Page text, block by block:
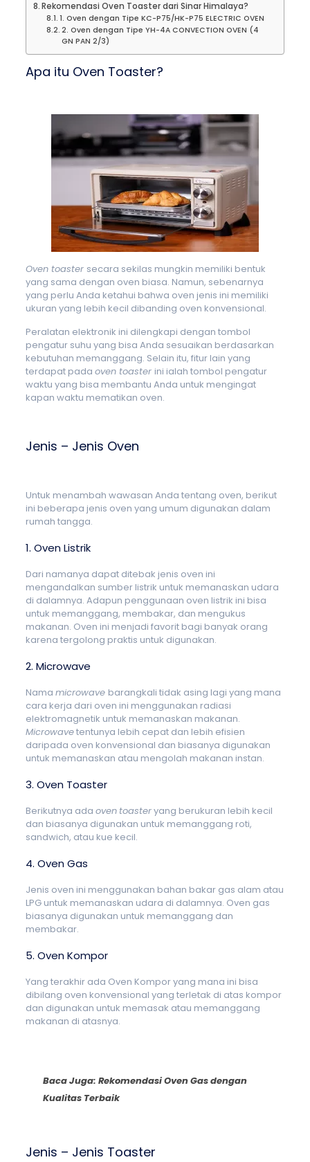
Rekomendasi Oven Toaster dari Sinar Himalaya?
1. Oven dengan Tipe KC-P75/HK-P75 ELECTRIC OVEN
2. Oven dengan Tipe YH-4A CONVECTION OVEN (4
GN PAN 2/3)
Apa itu Oven Toaster?
Oven toaster secara sekilas mungkin memiliki bentuk
yang sama dengan oven biasa. Namun, sebenarnya
yang perlu Anda ketahui bahwa oven jenis ini memiliki
ukuran yang lebih kecil dibanding oven konvensional.
Peralatan elektronik ini dilengkapi dengan tombol
pengatur suhu yang bisa Anda sesuaikan berdasarkan
kebutuhan memanggang. Selain itu, fitur lain yang
terdapat pada oven toaster ini ialah tombol pengatur
waktu yang bisa membantu Anda untuk mengingat
kapan waktu mematikan oven.
Jenis – Jenis Oven
Untuk menambah wawasan Anda tentang oven, berikut
ini beberapa jenis oven yang umum digunakan dalam
rumah tangga.
1. Oven Listrik
Dari namanya dapat ditebak jenis oven ini
mengandalkan sumber listrik untuk memanaskan udara
di dalamnya. Adapun penggunaan oven listrik ini bisa
untuk memanggang, membakar, dan mengukus
makanan. Oven ini menjadi favorit bagi banyak orang
karena tergolong praktis untuk digunakan.
2. Microwave
Nama microwave barangkali tidak asing lagi yang mana
cara kerja dari oven ini menggunakan radiasi
elektromagnetik untuk memanaskan makanan.
Microwavetentunya lebih cepat dan lebih efisien
daripada oven konvensional dan biasanya digunakan
untuk memanaskan atau mengolah makanan instan.
3. Oven Toaster
Berikutnya ada oven toasteryang berukuran lebih kecil
dan biasanya digunakan untuk memanggang roti,
sandwich, atau kue kecil.
4. Oven Gas
Jenis oven ini menggunakan bahan bakar gas alam atau
LPG untuk memanaskan udara di dalamnya. Oven gas
biasanya digunakan untuk memanggang dan
membakar.
5. Oven Kompor
Yang terakhir ada Oven Kompor yang mana ini bisa
dibilang oven konvensional yang terletak di atas kompor
dan digunakan untuk memasak atau memanggang
makanan di atasnya.
Baca Juga: Rekomendasi Oven Gas dengan
Kualitas Terbaik
Jenis – Jenis Toaster